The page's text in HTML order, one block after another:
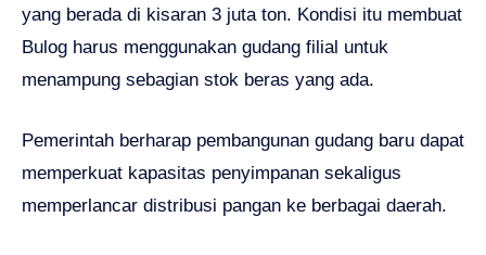
yang berada di kisaran 3 juta ton. Kondisi itu membuat
Bulog harus menggunakan gudang filial untuk
menampung sebagian stok beras yang ada.
Pemerintah berharap pembangunan gudang baru dapat
memperkuat kapasitas penyimpanan sekaligus
memperlancar distribusi pangan ke berbagai daerah.